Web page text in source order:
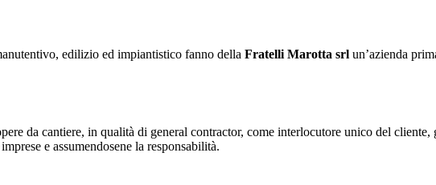
edilizio ed impiantistico fanno della Fratelli Marotta srl un’azienda
da cantiere, in qualità di general contractor, come interlocutore unico del
e assumendosene la responsabilità.